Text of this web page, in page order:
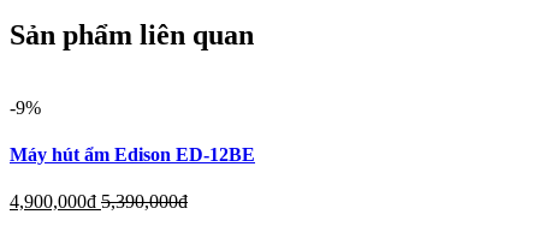
Sản phẩm liên quan
-9%
Máy hút ẩm Edison ED-12BE
4,900,000đ 5,390,000đ